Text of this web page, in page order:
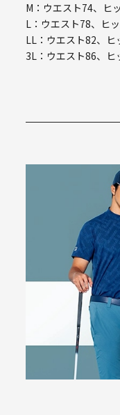
M：ウエスト74、ヒ
L：ウエスト78、ヒ
LL：ウエスト82、
3L：ウエスト86、